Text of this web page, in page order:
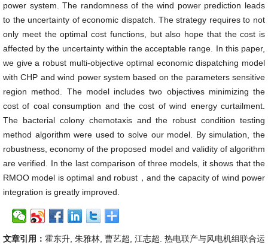
power system. The randomness of the wind power prediction leads
to the uncertainty of economic dispatch. The strategy requires to not
only meet the optimal cost functions, but also hope that the cost is
affected by the uncertainty within the acceptable range. In this paper,
we give a robust multi-objective optimal economic dispatching model
with CHP and wind power system based on the parameters sensitive
region method. The model includes two objectives minimizing the
cost of coal consumption and the cost of wind energy curtailment.
The bacterial colony chemotaxis and the robust condition testing
method algorithm were used to solve our model. By simulation, the
robustness, economy of the proposed model and validity of algorithm
are verified. In the last comparison of three models, it shows that the
RMOO model is optimal and robust，and the capacity of wind power
integration is greatly improved.
文章引用： 霍东升, 朱雅林, 曹艺超, 江志超. 热电联产与风电机组联合运